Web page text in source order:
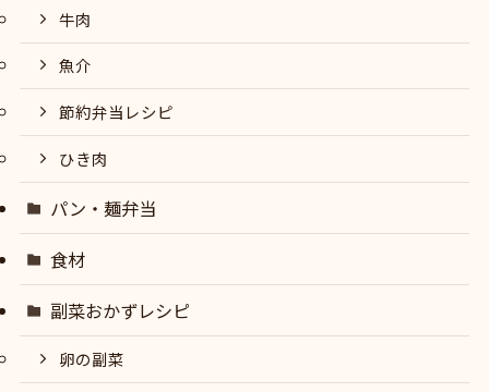
牛肉
魚介
節約弁当レシピ
ひき肉
パン・麺弁当
食材
副菜おかずレシピ
卵の副菜